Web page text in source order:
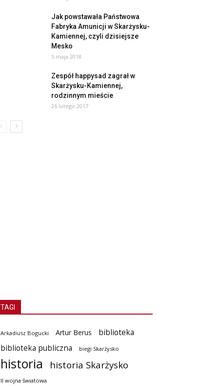
Jak powstawała Państwowa
Fabryka Amunicji w Skarżysku-
Kamiennej, czyli dzisiejsze
Mesko
5 maja 2018
Zespół happysad zagrał w
Skarżysku-Kamiennej,
rodzinnym mieście
26 lutego 2017
TAGI
Arkadiusz Bogucki Artur Berus
biblioteka
biblioteka publiczna
biegi Skarżysko
historia historia Skarżysko
II wojna światowa